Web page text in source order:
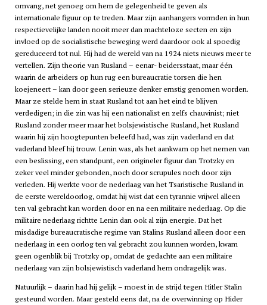
omvang, net genoeg om hem de gelegenheid te geven als
internationale figuur op te treden. Maar zijn aanhangers vormden in hun
respectievelijke landen nooit meer dan machteloze secten en zijn
invloed op de socialistische beweging werd daardoor ook al spoedig
gereduceerd tot nul. Hij had de wereld van na 1924 niets nieuws meer te
vertellen. Zijn theorie van Rusland – eenar- beidersstaat, maar één
waarin de arbeiders op hun rug een bureaucratie torsen die hen
koejeneert – kan door geen serieuze denker ernstig genomen worden.
Maar ze stelde hem in staat Rusland tot aan het eind te blijven
verdedigen; in die zin was hij een nationalist en zelfs chauvinist; niet
Rusland zonder meer maar het bolsjewistische Rusland, het Rusland
waarin hij zijn hoogtepunten beleefd had, was zijn vaderland en dat
vaderland bleef hij trouw. Lenin was, als het aankwam op het nemen van
een beslissing, een standpunt, een origineler figuur dan Trotzky en
zeker veel minder gebonden, noch door scrupules noch door zijn
verleden. Hij werkte voor de nederlaag van het Tsaristische Rusland in
de eerste wereldoorlog, omdat hij wist dat een tyrannie vrijwel alleen
ten val gebracht kan worden door en na een militaire nederlaag. Op die
militaire nederlaag richtte Lenin dan ook al zijn energie. Dat het
misdadige bureaucratische regime van Stalins Rusland alleen door een
nederlaag in een oorlog ten val gebracht zou kunnen worden, kwam
geen ogenblik bij Trotzky op, omdat de gedachte aan een militaire
nederlaag van zijn bolsjewistisch vaderland hem ondragelijk was.
Natuurlijk – daarin had hij gelijk – moest in de strijd tegen Hitler Stalin
gesteund worden. Maar gesteld eens dat, na de overwinning op Hider